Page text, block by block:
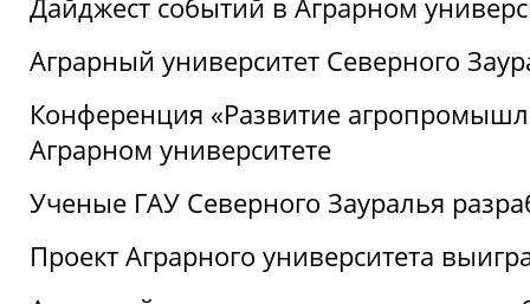
Дайджест событий в Аграрном
Аграрный университет Северного
Конференция «Развитие
Аграрном университете
Ученые ГАУ Северного Зауралья
Проект Аграрного университета